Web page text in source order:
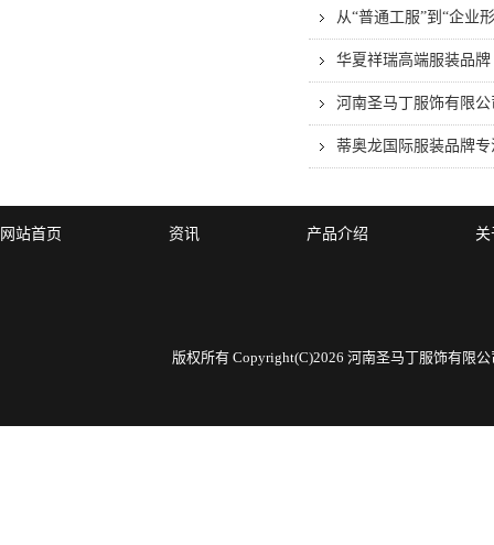
从“普通工服”到“企业
华夏祥瑞高端服装品牌
河南圣马丁服饰有限公
蒂奥龙国际服装品牌
网站首页 资讯 产品介绍
版权所有 Copyright(C)2026 河南圣马丁服饰有限